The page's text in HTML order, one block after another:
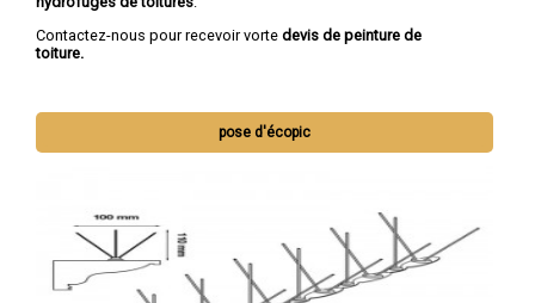
Contactez-nous pour recevoir vorte devis de peinture de
toiture.
pose d'écopic